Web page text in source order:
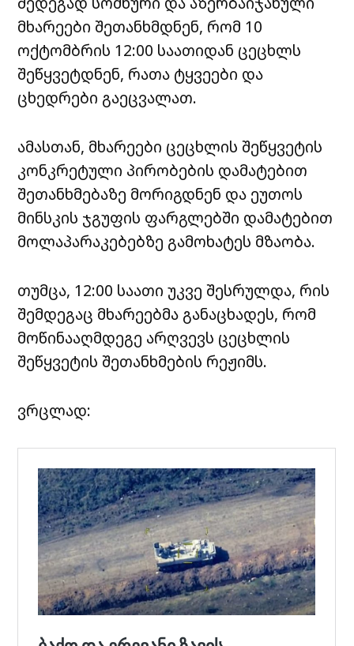
მხარეები შეთანხმდნენ, რომ 10
ოქტომბრის 12:00 საათიდან ცეცხლს
შეწყვეტდნენ, რათა ტყვეები და
ცხედრები გაეცვალათ.
ამასთან, მხარეები ცეცხლის შეწყვეტის
კონკრეტული პირობების დამატებით
შეთანხმებაზე მორიგდნენ და ეუთოს
მინსკის ჯგუფის ფარგლებში დამატებით
მოლაპარაკებებზე გამოხატეს მზაობა.
თუმცა, 12:00 საათი უკვე შესრულდა, რის
შემდეგაც მხარეებმა განაცხადეს, რომ
მოწინააღმდეგე არღვევს ცეცხლის
შეწყვეტის შეთანხმების რეჟიმს.
ვრცლად: